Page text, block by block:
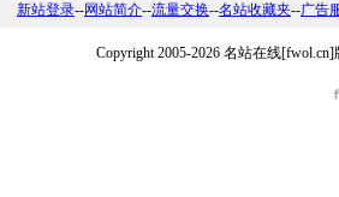
新站登录--网站简介--流量交换--名站收藏夹--广告
Copyright 2005-2026 名站在线